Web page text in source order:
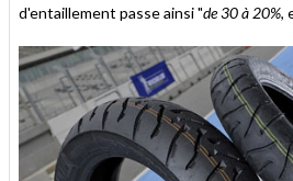
d'entaillement passe ainsi "de 30 à 20%,